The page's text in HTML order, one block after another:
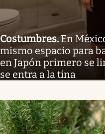
Costumbres.En
mismo espacio para
en Japón primero se
se entra a la tina